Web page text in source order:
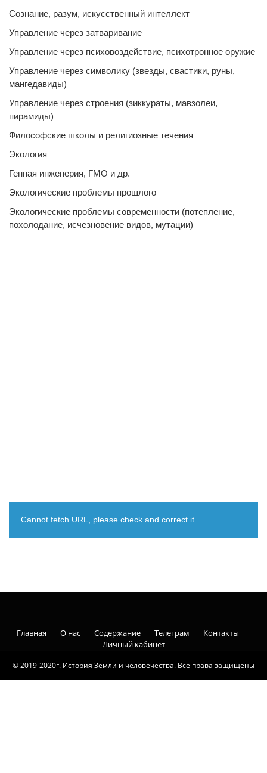
Сознание, разум, искусственный интеллект
Управление через затваривание
Управление через психовоздействие, психотронное оружие
Управление через символику (звезды, свастики, руны,
мангедавиды)
Управление через строения (зиккураты, мавзолеи,
пирамиды)
Философские школы и религиозные течения
Экология
Генная инженерия, ГМО и др.
Экологические проблемы прошлого
Экологические проблемы современности (потепление,
похолодание, исчезновение видов, мутации)
Cannot fetch URL, please check and correct it.
© 2019-2020г. История Земли и человечества. Все права защищены
Главная О нас Содержание Телеграм
Контакты
Личный кабинет